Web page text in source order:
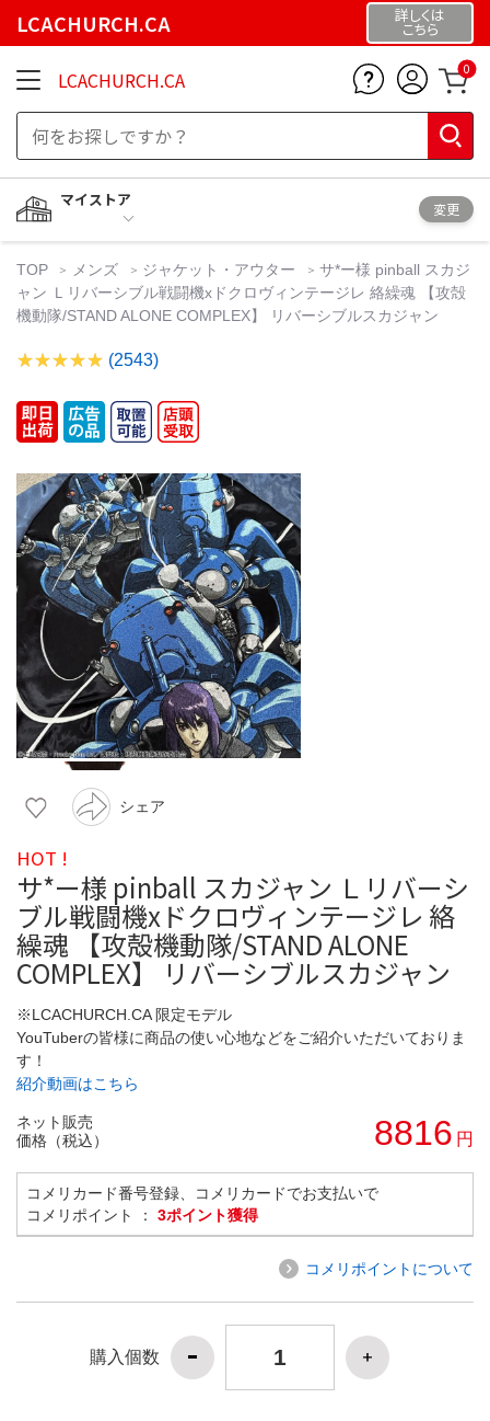
LCACHURCH.CA 詳しくは
こちら
LCACHURCH.CA 0
マイストア
変更
TOP メンズ ジャケット・アウター
サ*ー様 pinball スカジ
ャン Ｌリバーシブル戦闘機xドクロヴィンテージレ 絡繰魂 【攻殻
機動隊/STAND ALONE COMPLEX】 リバーシブルスカジャン
(2543)
シェア
HOT !
サ*ー様 pinball スカジャン Ｌリバーシ
ブル戦闘機xドクロヴィンテージレ 絡
繰魂 【攻殻機動隊/STAND ALONE
COMPLEX】 リバーシブルスカジャン
※LCACHURCH.CA 限定モデル
YouTuberの皆様に商品の使い心地などをご紹介いただいておりま
す！
紹介動画はこちら
ネット販売
価格（税込）
8816 円
コメリカード番号登録、コメリカードでお支払いで
コメリポイント ： 3ポイント獲得
コメリポイントについて
購入個数